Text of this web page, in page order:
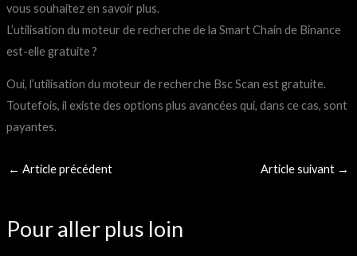
vous souhaitez en savoir plus.
L’utilisation du moteur de recherche de la Smart Chain de Binance
est-elle gratuite ?
Oui, l’utilisation du moteur de recherche Bsc Scan est gratuite.
Toutefois, il existe des options plus avancées qui, dans ce cas, sont
payantes.
← Article précédent Article suivant →
Pour aller plus loin